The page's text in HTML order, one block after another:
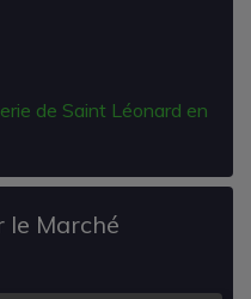
de Saint Léonard en
le Marché